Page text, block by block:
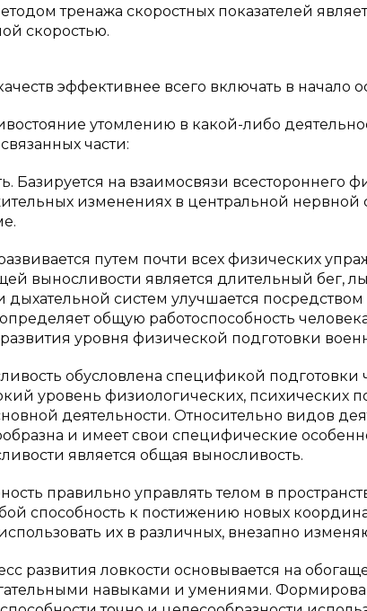
тренажа скоростных показателей
скоростью.
эффективнее всего включать в начало
утомлению в какой-либо
части:
Базируется на взаимосвязи всестороннего
изменениях в центральной нервной
путем почти всех физических
выносливости является длительный бег,
дыхательной систем улучшается
общую работоспособность
уровня физической подготовки
обусловлена спецификой подготовки
уровень физиологических, психических
деятельности. Относительно видов
и имеет свои специфические
является общая выносливость.
правильно управлять телом в
способность к постижению новых
их в различных, внезапно
развития ловкости основывается на
навыками и умениями.